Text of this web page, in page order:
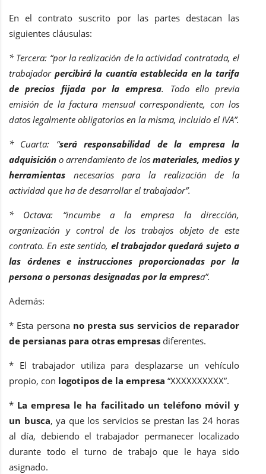
En el contrato suscrito por las partes destacan las
siguientes cláusulas:
* Tercera: “por la realización de la actividad contratada, el
trabajador percibirá la cuantía establecida en la tarifa
de precios fijada por la empresa. Todo ello previa
emisión de la factura mensual correspondiente, con los
datos legalmente obligatorios en la misma, incluido el IVA”.
* Cuarta: “será responsabilidad de la empresa la
adquisición o arrendamiento de los materiales, medios y
herramientas necesarios para la realización de la
actividad que ha de desarrollar el trabajador”.
* Octava: “incumbe a la empresa la dirección,
organización y control de los trabajos objeto de este
contrato. En este sentido, el trabajador quedará sujeto a
las órdenes e instrucciones proporcionadas por la
persona o personas designadas por la empresa”.
Además:
* Esta persona no presta sus servicios de reparador
de persianas para otras empresas diferentes.
* El trabajador utiliza para desplazarse un vehículo
propio, con logotipos de la empresa “XXXXXXXXXX”.
* La empresa le ha facilitado un teléfono móvil y
un busca, ya que los servicios se prestan las 24 horas
al día, debiendo el trabajador permanecer localizado
durante todo el turno de trabajo que le haya sido
asignado.